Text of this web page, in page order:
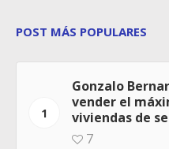
POST MÁS POPULARES
1
Gonzalo
vender el
viviendas de
7